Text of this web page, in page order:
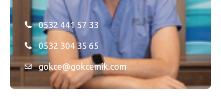
0532 441 57 33
0532 304 35 65
gokce@gokcemik.com